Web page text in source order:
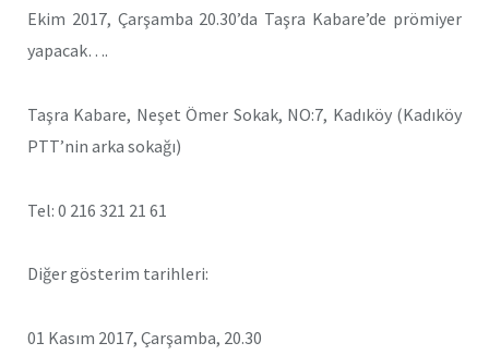
Ekim 2017, Çarşamba 20.30’da Taşra Kabare’de prömiyer
yapacak….
Taşra Kabare, Neşet Ömer Sokak, NO:7, Kadıköy (Kadıköy
PTT’nin arka sokağı)
Tel: 0 216 321 21 61
​Diğer gösterim tarihleri:
01 Kasım 2017, Çarşamba, 20.30